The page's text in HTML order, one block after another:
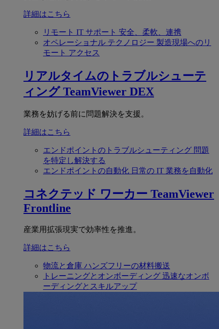
詳細はこちら
リモート IT サポート 安全、柔軟、連携
オペレーショナル テクノロジー 製造現場へのリ
モート アクセス
リアルタイムのトラブルシューテ
ィング TeamViewer DEX
業務を妨げる前に問題解決を支援。
詳細はこちら
エンドポイントのトラブルシューティング 問題
を特定し解決する
エンドポイントの自動化 日常の IT 業務を自動化
コネクテッド ワーカー TeamViewer
Frontline
産業用拡張現実で効率性を推進。
詳細はこちら
物流と倉庫 ハンズフリーの材料搬送
トレーニングとオンボーディング 迅速なオンボ
ーディングとスキルアップ